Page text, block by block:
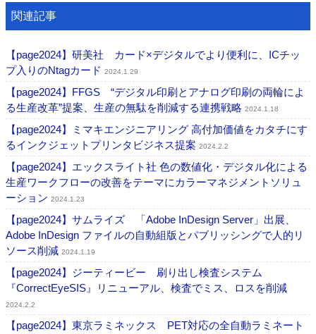
関連記事
【page2024】研美社 カード×デジタルでより便利に、ICチッ
プ入りのNtagカード 2024.1.29
【page2024】FFGS “デジタル印刷とアナログ印刷の両輪によ
る生産改革”提案、生産の無駄を削減する連携戦略 2024.1.18
【page2024】ミマキエンジニアリング 高付加価値をカタチにす
るインクジェットプリンタビジネス提案 2024.2.2
【page2024】エックスライト社 色の数値化・デジタル化による
生産ワークフローの改善をテーマにカラーマネジメントソリュ
ーション 2024.1.23
【page2024】サムライズ 「Adobe InDesign Server」出展、
Adobe InDesign ファイルの自動組版とパブリッシングで人的リ
ソース削減 2024.1.19
【page2024】ジーティービー 刷り出し検査システム
『CorrectEyeSIS』リニューアル、検査でミス、ロスを削減
2024.2.2
【page2024】東京ラミネックス PET対応の全自動ラミネート